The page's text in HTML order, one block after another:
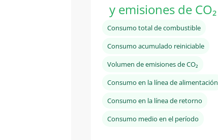
y emisiones de CO₂
Consumo total de combustible
Consumo acumulado reiniciable
Volumen de emisiones de CO₂
Consumo en la línea de alimentación
Consumo en la línea de retorno
Consumo medio en el período